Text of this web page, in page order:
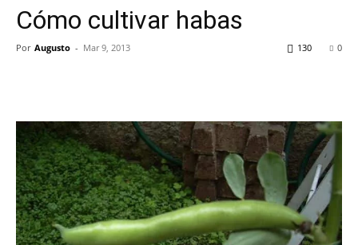
Cómo cultivar habas
Por Augusto - Mar 9, 2013 0
130